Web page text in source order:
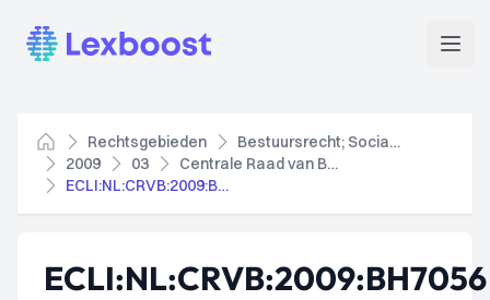
Lexboost
Home
Rechtsgebieden
Bestuursrecht; Socialezekerheidsrecht
2009
03
Centrale Raad van Beroep
ECLI:NL:CRVB:2009:BH7056
ECLI:NL:CRVB:2009:BH7056